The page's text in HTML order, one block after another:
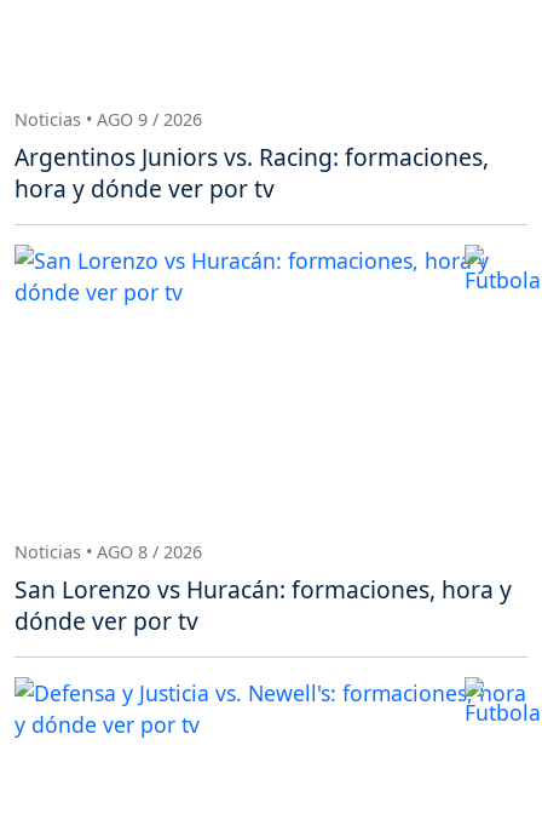
Noticias • AGO 9 / 2026
Argentinos Juniors vs. Racing: formaciones,
hora y dónde ver por tv
Noticias • AGO 8 / 2026
San Lorenzo vs Huracán: formaciones, hora y
dónde ver por tv